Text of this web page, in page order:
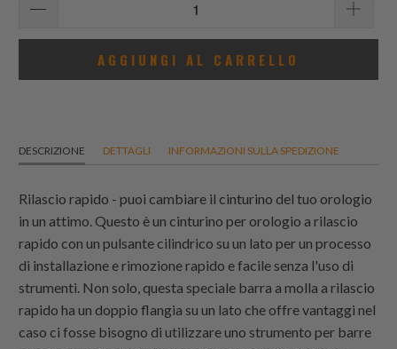
AGGIUNGI AL CARRELLO
DESCRIZIONE DETTAGLI INFORMAZIONI SULLA SPEDIZIONE
Rilascio rapido - puoi cambiare il cinturino del tuo orologio
in un attimo. Questo è un cinturino per orologio a rilascio
rapido con un pulsante cilindrico su un lato per un processo
di installazione e rimozione rapido e facile senza l'uso di
strumenti. Non solo, questa speciale barra a molla a rilascio
rapido ha un doppio flangia su un lato che offre vantaggi nel
caso ci fosse bisogno di utilizzare uno strumento per barre